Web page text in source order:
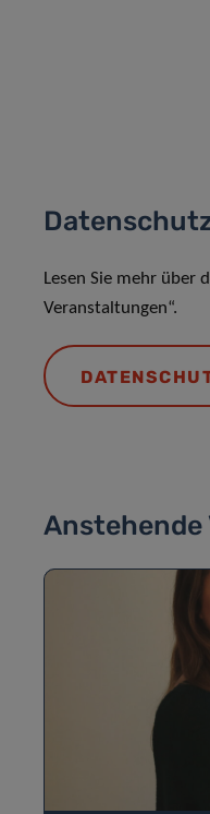
Lesen Sie mehr über
Veranstaltungen“.